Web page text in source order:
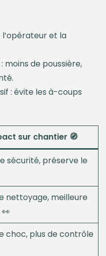
et la
de poussière,
: évite les à-coups
sur chantier 🧭
sécurité, préserve le
nettoyage, meilleure
choc, plus de contrôle